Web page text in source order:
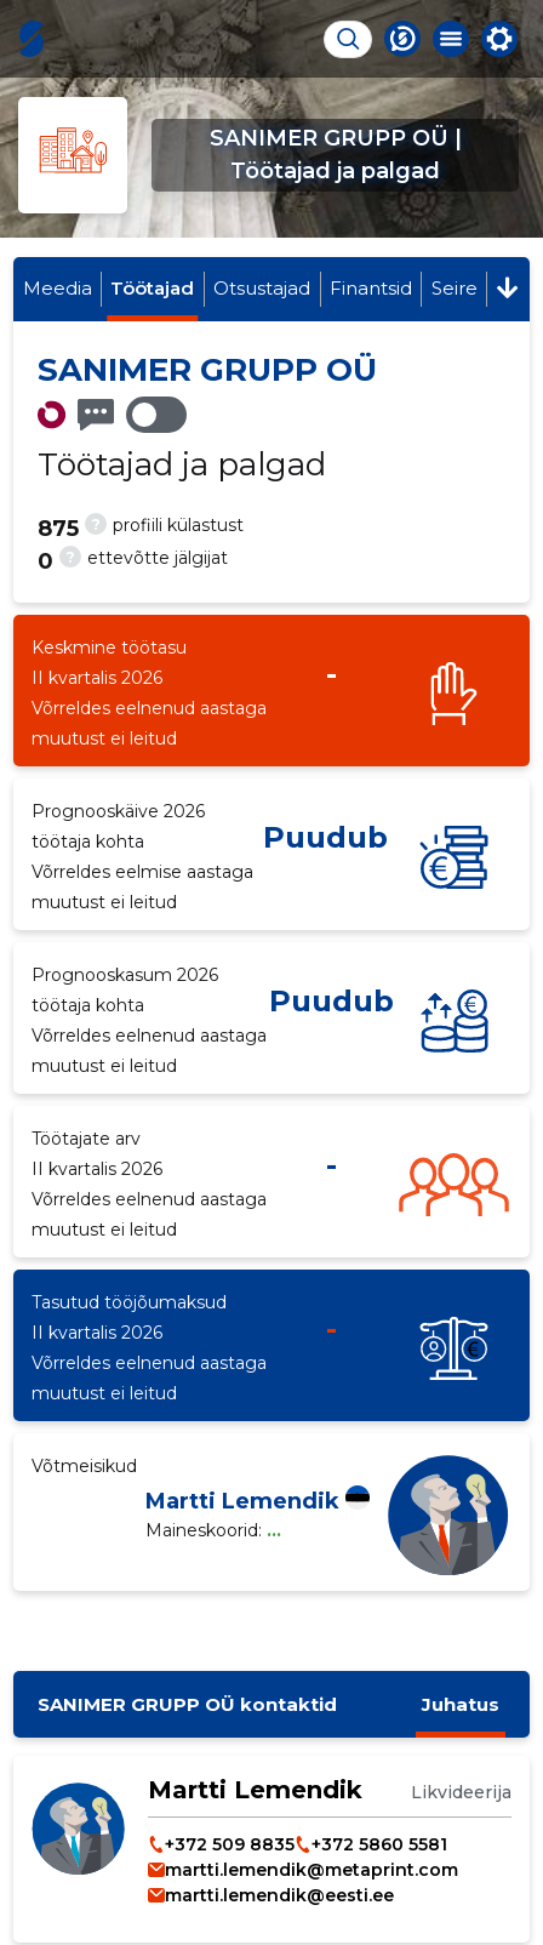
SANIMER GRUPP OÜ |
Töötajad ja palgad
-
Meedia Töötajad Otsustajad Finantsid Seire
SANIMER GRUPP OÜ
Töötajad ja palgad
? profiili külastust
875
? ettevõtte jälgijat
0
Keskmine töötasu
II kvartalis 2026
-
Võrreldes eelnenud aastaga
muutust ei leitud
Prognooskäive 2026
töötaja kohta
Puudub
Võrreldes eelmise aastaga
muutust ei leitud
Prognooskasum 2026
töötaja kohta
Puudub
Võrreldes eelnenud aastaga
muutust ei leitud
Töötajate arv
II kvartalis 2026
-
Võrreldes eelnenud aastaga
muutust ei leitud
Tasutud tööjõumaksud
II kvartalis 2026
-
Võrreldes eelnenud aastaga
muutust ei leitud
Võtmeisikud
Martti Lemendik
Maineskoorid: ...
SANIMER GRUPP OÜ kontaktid Juhatus
Martti Lemendik Likvideerija
+372 509 8835
+372 5860 5581
martti.lemendik@metaprint.com
martti.lemendik@eesti.ee